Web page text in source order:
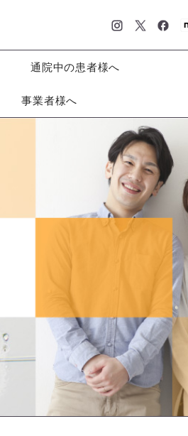
通院中の患者様へ
事業者様へ